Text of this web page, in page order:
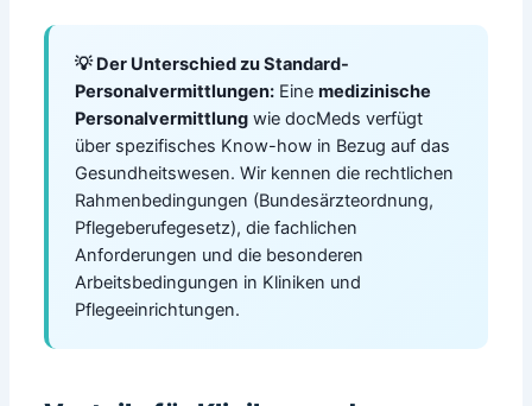
💡 Der Unterschied zu Standard-
Personalvermittlungen: Einemedizinische
Personalvermittlung wie docMeds verfügt
über spezifisches Know-how in Bezug auf das
Gesundheitswesen. Wir kennen die rechtlichen
Rahmenbedingungen (Bundesärzteordnung,
Pflegeberufegesetz), die fachlichen
Anforderungen und die besonderen
Arbeitsbedingungen in Kliniken und
Pflegeeinrichtungen.